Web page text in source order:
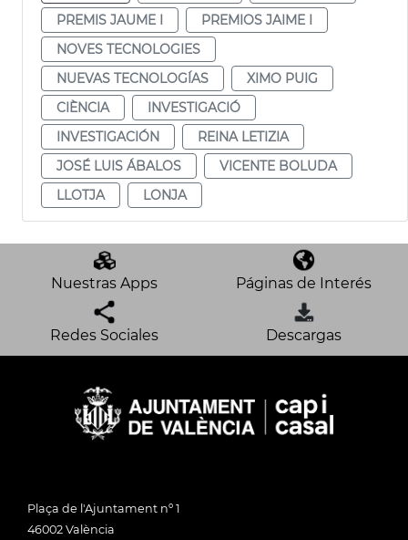
PREMIS JAUME I
PREMIOS JAIME I
NOVES TECNOLOGIES
NUEVAS TECNOLOGÍAS
XIMO PUIG
CIÈNCIA
INVESTIGACIÓ
INVESTIGACIÓN
REINA LETIZIA
JOSÉ LUIS ÁBALOS
VICENTE BOLUDA
LLOTJA
LONJA
Nuestras Apps Páginas de Interés
Redes Sociales Descargas
Plaça de l'Ajuntament nº 1
46002 València